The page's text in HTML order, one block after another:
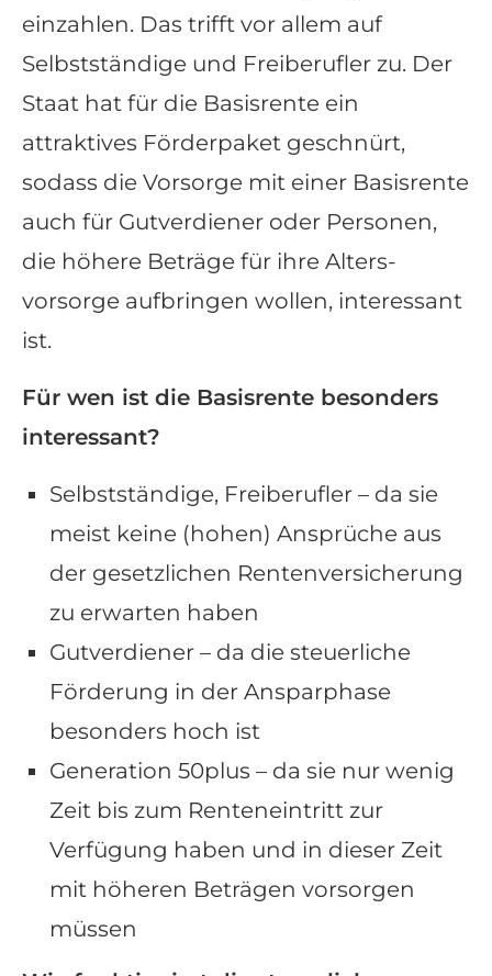
einzahlen. Das trifft vor allem auf
Selbstständige und Freiberufler zu. Der
Staat hat für die Basisrente ein
attraktives Förderpaket geschnürt,
sodass die Vorsorge mit einer Basisrente
auch für Gutverdiener oder Per­sonen,
die höhere Beträge für ihre Alters­
vorsorge aufbringen wollen, interessant
ist.
Für wen ist die Basisrente besonders
interessant?
Selbstständige, Freiberufler – da sie
meist keine (hohen) Ansprüche aus
der gesetzlichen Rentenversicherung
zu erwarten haben
Gutverdiener – da die steuerliche
Förderung in der Ansparphase
besonders hoch ist
Generation 50plus – da sie nur wenig
Zeit bis zum Renteneintritt zur
Verfügung haben und in dieser Zeit
mit höheren Beträgen vorsorgen
müssen